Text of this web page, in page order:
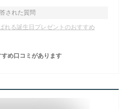
された質問
れる誕生日プレゼントのおすすめ
すめ口コミがあります